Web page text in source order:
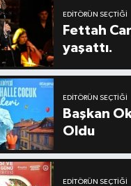
EDITÖRÜN SEÇTIĞI
Fettah
yaşattı.
EDITÖRÜN SEÇTIĞI
Başkan
Oldu
EDITÖRÜN SEÇTIĞI